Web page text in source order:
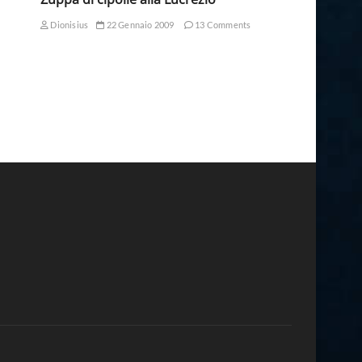
Dionisius 22 Gennaio 2009 13 Comments